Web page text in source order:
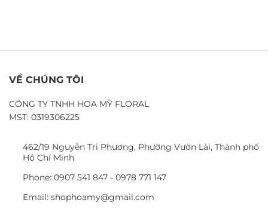
VỀ CHÚNG TÔI
CÔNG TY TNHH HOA MỸ FLORAL
MST: 0319306225
462/19 Nguyễn Tri Phương, Phường Vườn Lài, Thành phố
Hồ Chí Minh
Phone: 0907 541 847 - 0978 771 147
Email: shophoamy@gmail.com